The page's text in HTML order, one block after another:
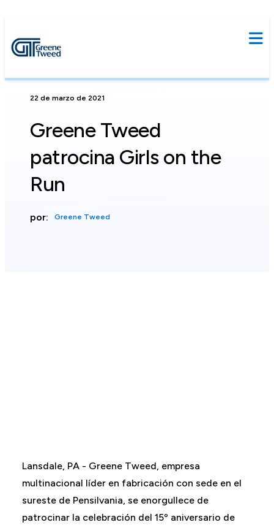
22 de marzo de 2021
Greene Tweed
patrocina Girls on the
Run
por: Greene Tweed
Lansdale, PA - Greene Tweed, empresa
multinacional líder en fabricación con sede en el
sureste de Pensilvania, se enorgullece de
patrocinar la celebración del 15º aniversario de